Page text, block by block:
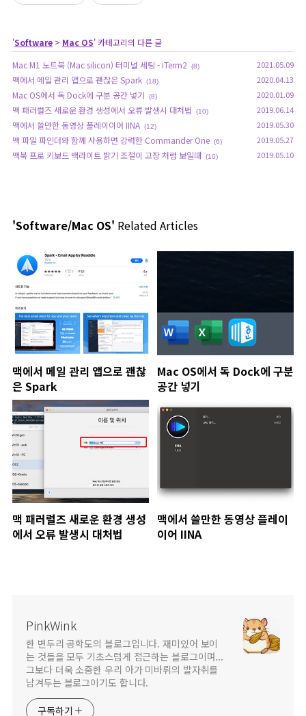
'Software > Mac OS' 카테고리의 다른 글
Mac M1 노트북 (Mac silicon) 터미널 세팅 - iTerm2
(8) 2021.05.09
맥에서 메일 관리 앱으로 괜찮은 Spark (18) 2020.04.13
Mac OS에서 독 Dock에 구분 공간 넣기 (8) 2020.01.09
맥 패러럴즈 새로운 환경 생성에서 오류 발생시 대처법 (10) 2019.06.14
맥에서 쓸만한 동영상 플레이이어 IINA (12) 2019.05.30
맥 파일 파인더와 함께 사용하면 강력한 Commander One (6) 2019.05.27
맥북 프로 키보드 백라이트 밝기 조절이 고장 처럼 보일때 (10) 2019.05.10
'Software/Mac OS' Related Articles
맥에서 메일 관리 앱으로 괜찮
은 Spark
Mac OS에서 독 Dock에 구분
공간 넣기
맥 패러럴즈 새로운 환경 생성
에서 오류 발생시 대처법
맥에서 쓸만한 동영상 플레이
이어 IINA
PinkWink
한 변두리 공학도의 블로그입니다. 재미있어 보이
는 것들을 모두 기초스럽게 접근하는 블로그이며...
그보다 더욱 소중한 우리 아가 미바뤼의 발자취를
남겨두는 블로그이기도 합니다.
구독하기